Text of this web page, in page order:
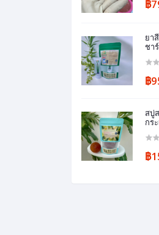
฿
ยา
ชา
฿
สบู่
กร
฿